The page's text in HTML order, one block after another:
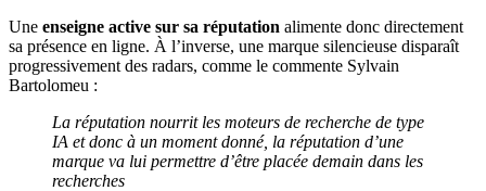
Une enseigne active sur sa réputation alimente donc directement
sa présence en ligne. À l’inverse, une marque silencieuse disparaît
progressivement des radars, comme le commente Sylvain
Bartolomeu :
La réputation nourrit les moteurs de recherche de type
IA et donc à un moment donné, la réputation d’une
marque va lui permettre d’être placée demain dans les
recherches